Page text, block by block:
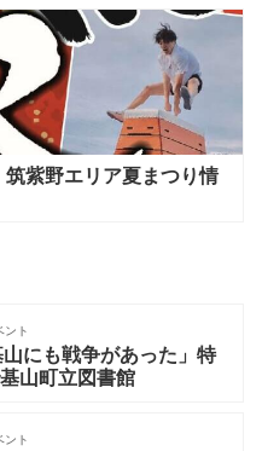
紫野エリア夏まつり情
ント
にも戦争があった」特
山町立図書館
ント